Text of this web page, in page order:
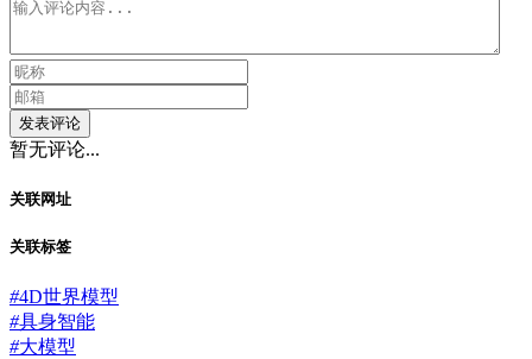
发表评论
暂无评论...
关联网址
关联标签
#4D世界模型
#具身智能
#大模型